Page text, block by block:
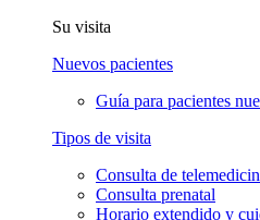
Su visita
Nuevos pacientes
Guía para pacientes
Tipos de visita
Consulta de
Consulta prenatal
Horario extendido y